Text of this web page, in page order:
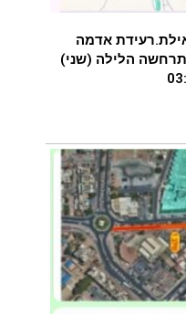
אדמה
התרחשה הלילה (שני)